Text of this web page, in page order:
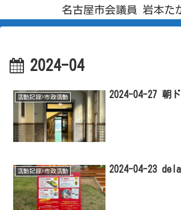
名古屋市会議員 岩本た
2024-04
活動記録>市政活動 2024-04-27 朝
活動記録>市政活動 2024-04-23